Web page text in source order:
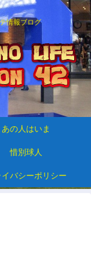
情報ブログ
あの人はいま
惜別球人
イバシーポリシー